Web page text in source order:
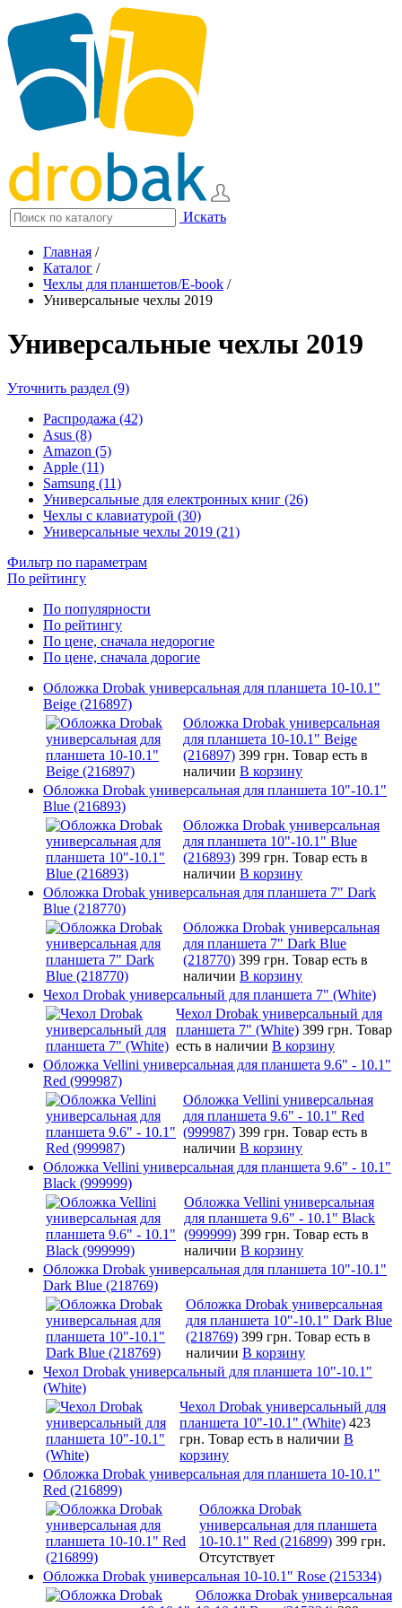
Искать
Главная /
Каталог /
Чехлы для планшетов/E-book /
Универсальные чехлы 2019
Универсальные чехлы 2019
Уточнить раздел (9)
Распродажа (42)
Asus (8)
Amazon (5)
Apple (11)
Samsung (11)
Универсальные для електронных книг (26)
Чехлы с клавиатурой (30)
Универсальные чехлы 2019 (21)
Фильтр по параметрам
По рейтингу
По популярности
По рейтингу
По цене, сначала недорогие
По цене, сначала дорогие
Обложка Drobak универсальная для планшета 10-10.1"
Beige (216897)
Обложка Drobak универсальная
для планшета 10-10.1" Beige
(216897) 399 грн. Товар есть в
наличии В корзину
Обложка Drobak универсальная для планшета 10"-10.1"
Blue (216893)
Обложка Drobak универсальная
для планшета 10"-10.1" Blue
(216893) 399 грн. Товар есть в
наличии В корзину
Обложка Drobak универсальная для планшета 7" Dark
Blue (218770)
Обложка Drobak универсальная
для планшета 7" Dark Blue
(218770) 399 грн. Товар есть в
наличии В корзину
Чехол Drobak универсальный для планшета 7" (White)
Чехол Drobak универсальный для
планшета 7" (White) 399 грн. Товар
есть в наличии В корзину
Обложка Vellini универсальная для планшета 9.6" - 10.1"
Red (999987)
Обложка Vellini универсальная
для планшета 9.6" - 10.1" Red
(999987) 399 грн. Товар есть в
наличии В корзину
Обложка Vellini универсальная для планшета 9.6" - 10.1"
Black (999999)
Обложка Vellini универсальная
для планшета 9.6" - 10.1" Black
(999999) 399 грн. Товар есть в
наличии В корзину
Обложка Drobak универсальная для планшета 10"-10.1"
Dark Blue (218769)
Обложка Drobak универсальная
для планшета 10"-10.1" Dark Blue
(218769) 399 грн. Товар есть в
наличии В корзину
Чехол Drobak универсальный для планшета 10"-10.1"
(White)
Чехол Drobak универсальный для
планшета 10"-10.1" (White) 423
грн. Товар есть в наличии В
корзину
Обложка Drobak универсальная для планшета 10-10.1"
Red (216899)
Обложка Drobak
универсальная для планшета
10-10.1" Red (216899) 399 грн.
Отсутствует
Обложка Drobak универсальная 10-10.1" Rose (215334)
Обложка Drobak универсальная